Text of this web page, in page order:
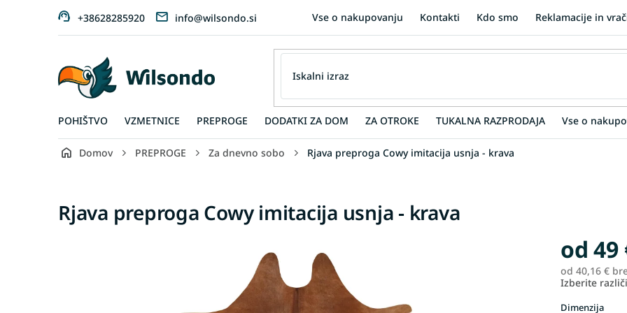
+38628285920 info@wilsondo.si Vse o nakupovanju Kontakti Kdo smo Reklamacije in
POHIŠTVO VZMETNICE PREPROGE DODATKI ZA DOM ZA OTROKE TUKALNA RAZPRODAJA Vse o
Domov PREPROGE Za dnevno sobo Rjava preproga Cowy imitacija usnja - krava
Rjava preproga Cowy imitacija usnja - krava
od49
od 40,16 €
Izberite
Dimenzija